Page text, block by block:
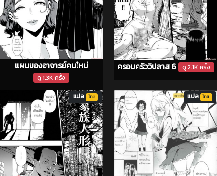
แผนของอาจารย์คนใหม่
ดู 1.3K ครั้ง
ครอบครัววิปลาส 6 ดู 2.1K ครั้ง
แปล ไทย แปล ไทย